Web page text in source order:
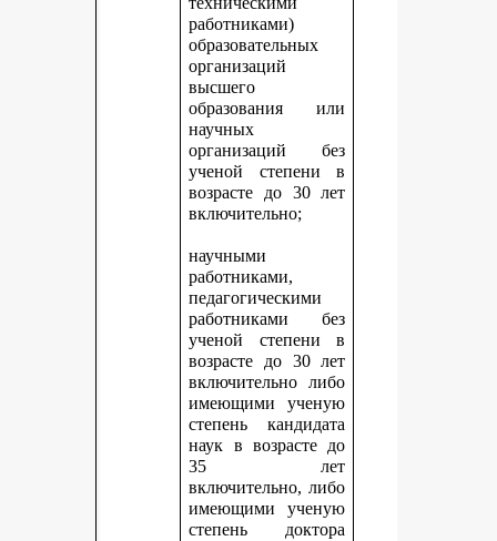
работниками)
образовательных
организаций
высшего
образования или
научных
организаций без
ученой степени в
возрасте до 30 лет
включительно;
научными
работниками,
педагогическими
работниками без
ученой степени в
возрасте до 30 лет
включительно либо
имеющими ученую
степень кандидата
наук в возрасте до
35 лет
включительно, либо
имеющими ученую
степень доктора